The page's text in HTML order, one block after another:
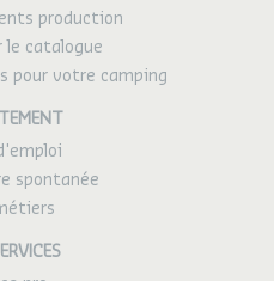
production
le catalogue
pour votre camping
spontanée